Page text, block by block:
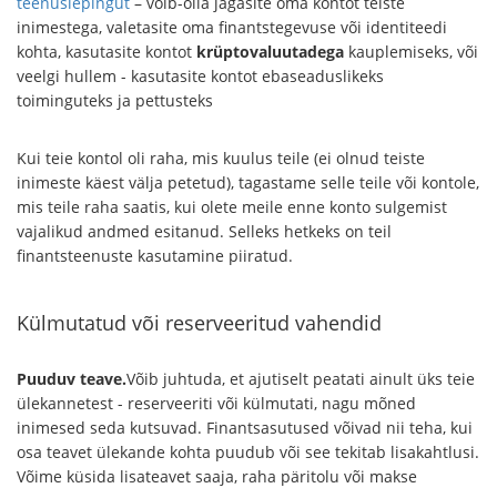
inimestega, valetasite oma finantstegevuse või identiteedi
kohta, kasutasite kontot krüptovaluutadega kauplemiseks, või
veelgi hullem - kasutasite kontot ebaseaduslikeks
toiminguteks ja pettusteks
Kui teie kontol oli raha, mis kuulus teile (ei olnud teiste
inimeste käest välja petetud), tagastame selle teile või kontole,
mis teile raha saatis, kui olete meile enne konto sulgemist
vajalikud andmed esitanud. Selleks hetkeks on teil
finantsteenuste kasutamine piiratud.
Külmutatud või reserveeritud vahendid
Puuduv teave.Võib juhtuda, et ajutiselt peatati ainult üks teie
ülekannetest - reserveeriti või külmutati, nagu mõned
inimesed seda kutsuvad. Finantsasutused võivad nii teha, kui
osa teavet ülekande kohta puudub või see tekitab lisakahtlusi.
Võime küsida lisateavet saaja, raha päritolu või makse